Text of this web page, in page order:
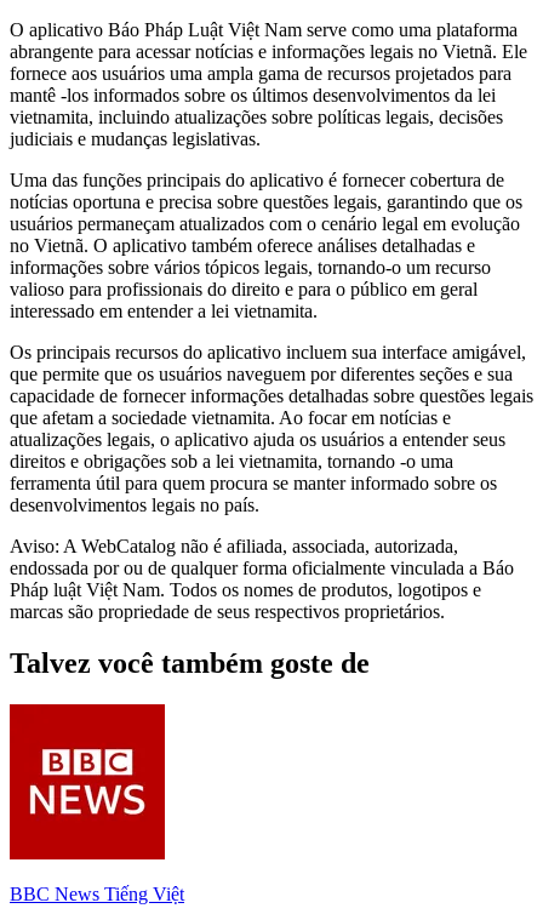
O aplicativo Báo Pháp Luật Việt Nam serve como uma plataforma
abrangente para acessar notícias e informações legais no Vietnã. Ele
fornece aos usuários uma ampla gama de recursos projetados para
mantê -los informados sobre os últimos desenvolvimentos da lei
vietnamita, incluindo atualizações sobre políticas legais, decisões
judiciais e mudanças legislativas.
Uma das funções principais do aplicativo é fornecer cobertura de
notícias oportuna e precisa sobre questões legais, garantindo que os
usuários permaneçam atualizados com o cenário legal em evolução
no Vietnã. O aplicativo também oferece análises detalhadas e
informações sobre vários tópicos legais, tornando-o um recurso
valioso para profissionais do direito e para o público em geral
interessado em entender a lei vietnamita.
Os principais recursos do aplicativo incluem sua interface amigável,
que permite que os usuários naveguem por diferentes seções e sua
capacidade de fornecer informações detalhadas sobre questões legais
que afetam a sociedade vietnamita. Ao focar em notícias e
atualizações legais, o aplicativo ajuda os usuários a entender seus
direitos e obrigações sob a lei vietnamita, tornando -o uma
ferramenta útil para quem procura se manter informado sobre os
desenvolvimentos legais no país.
Aviso: A WebCatalog não é afiliada, associada, autorizada,
endossada por ou de qualquer forma oficialmente vinculada a Báo
Pháp luật Việt Nam. Todos os nomes de produtos, logotipos e
marcas são propriedade de seus respectivos proprietários.
Talvez você também goste de
BBC News Tiếng Việt